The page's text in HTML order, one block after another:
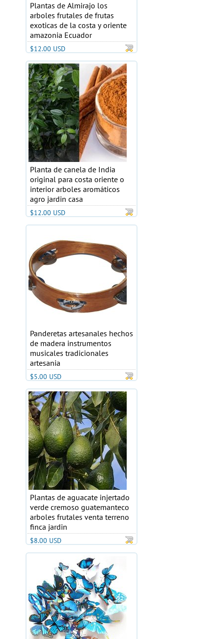
Plantas de Almirajo los
arboles frutales de frutas
exoticas de la costa y oriente
amazonia Ecuador
$12.00 USD
Planta de canela de India
original para costa oriente o
interior arboles aromáticos
agro jardin casa
$12.00 USD
Panderetas artesanales hechos
de madera instrumentos
musicales tradicionales
artesania
$5.00 USD
Plantas de aguacate injertado
verde cremoso guatemanteco
arboles frutales venta terreno
finca jardin
$8.00 USD